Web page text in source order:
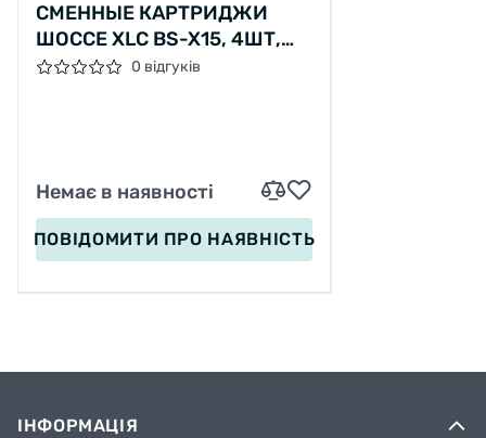
СМЕННЫЕ КАРТРИДЖИ
ШОССЕ XLC BS-X15, 4ШТ,
ЧЕРНЫЙ
0 відгуків
Немає в наявності
ПОВІДОМИТИ ПРО НАЯВНІСТЬ
ІНФОРМАЦІЯ